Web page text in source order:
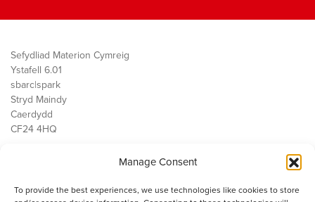
Manage Consent
To provide the best experiences, we use technologies like cookies to store
Sefydliad Materion Cymreig
Ystafell 6.01
sbarc|spark
Stryd Maindy
Caerdydd
CF24 4HQ
Public Services